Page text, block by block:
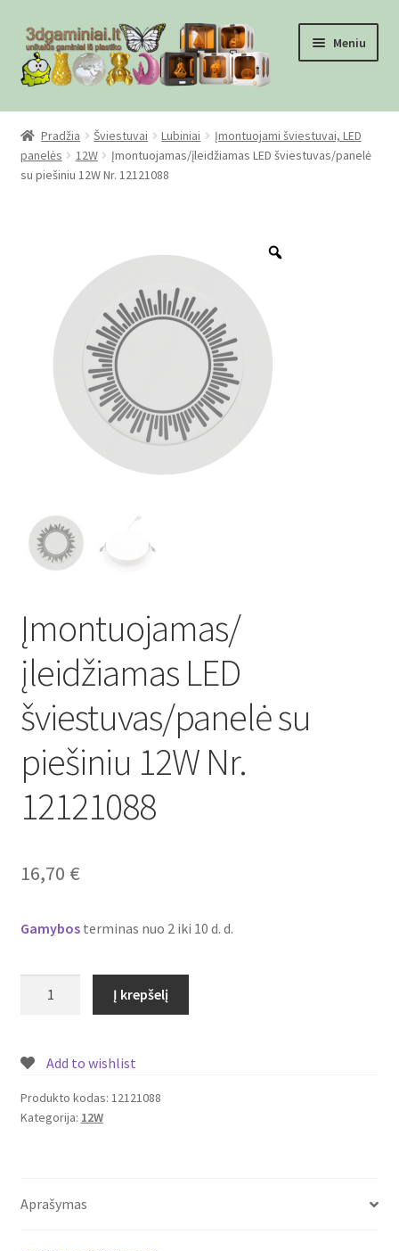
Pereiti
prie
meniu
Pereiti
prie
turinio
Meniu
Pradžia
Checkout
Mūsų partneriai
Pirkimo-pardavimo taisyklės
Privatumo politika
Atsiskaitymo informacija
Gamybos terminai ir procesas
Kontaktai
Krepšelis
Parduotuvė
Paskyra
Plastikai
Plastiko rūšys
Pradžia Šviestuvai Lubiniai
Įmontuojami šviestuvai, LED
panelės
12W
Įmontuojamas/įleidžiamas LED šviestuvas/panelė
su piešiniu 12W Nr. 12121088
Įmontuojamas/
įleidžiamas LED
šviestuvas/panelė su
piešiniu 12W Nr.
12121088
16,70 €
Gamybosterminas nuo 2 iki 10 d. d.
LED
šviestuvas/panelė
su
12121088
Į krepšelį
Add to wishlist
Produkto kodas: 12121088
Kategorija: 12W
Aprašymas